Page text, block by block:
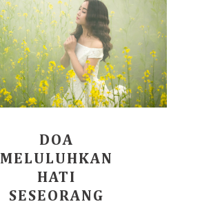
DOA
MELULUHKAN
HATI
SESEORANG